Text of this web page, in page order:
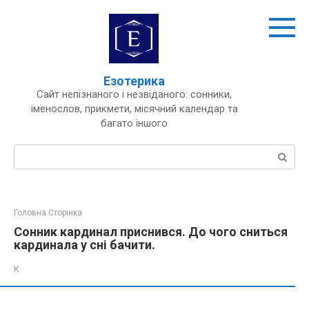
Езотерика
Сайт непізнаного і незвіданого: сонники,
іменослов, прикмети, місячний календар та
багато іншого
Пошук:
Головна Сторінка
Сонник кардинал приснився. До чого сниться
кардинала у сні бачити.
К